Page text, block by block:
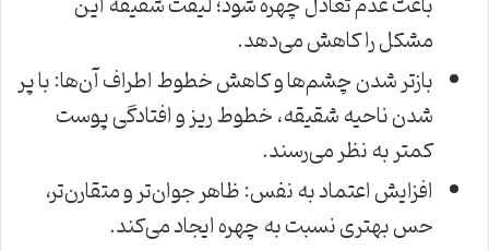
مشکل را کاهش می‌دهد.
بازتر شدن چشم‌ها و کاهش خطوط اطراف آن‌ها: با پر
شدن ناحیه شقیقه، خطوط ریز و افتادگی پوست
کمتر به نظر می‌رسند.
افزایش اعتماد به نفس: ظاهر جوان‌تر و متقارن‌تر،
حس بهتری نسبت به چهره ایجاد می‌کند.